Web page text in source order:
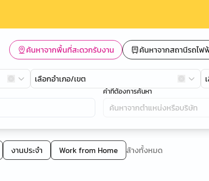
ค้นหาจากพื้นที่สะดวกรับงาน ค้นหาจากสถานีรถไฟ
เลือกอำเภอ/เขต
คำที่ต้องการค้นหา
งานประจำ Work from Home ล้างทั้งหมด